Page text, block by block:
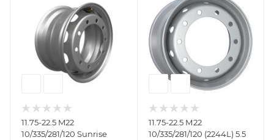
11.75-22.5 M22
10/335/281/120 Sunrise
11.75-22.5 М22
10/335/281/120 (2244L) 5.5